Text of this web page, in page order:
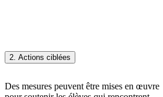
2. Actions ciblées
Des mesures peuvent être mises en œuvre